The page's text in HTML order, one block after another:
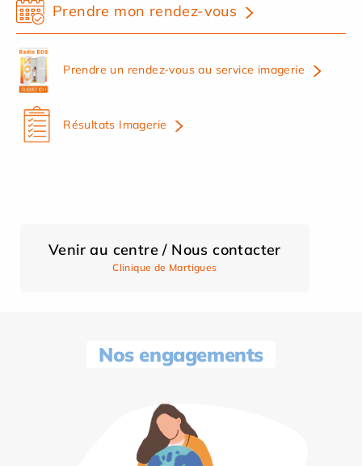
Prendre mon rendez-vous
Prendre un rendez-vous au service imagerie
Résultats Imagerie
Venir au centre / Nous contacter
Clinique de Martigues
Nos engagements